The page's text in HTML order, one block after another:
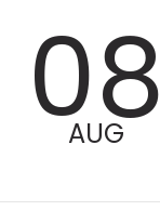
08
AUG